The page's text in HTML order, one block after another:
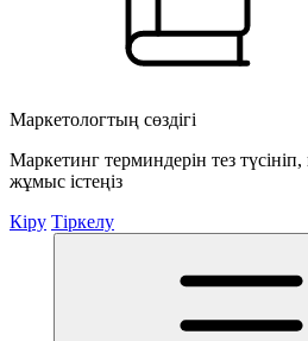
Маркетологтың сөздігі
Маркетинг терминдерін тез
жұмыс істеңіз
Кіру Тіркелу